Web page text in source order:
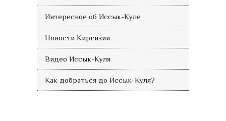
Интересное об Иссык-Куле
Новости Киргизии
Видео Иссык-Куля
Как добраться до Иссык-Куля?